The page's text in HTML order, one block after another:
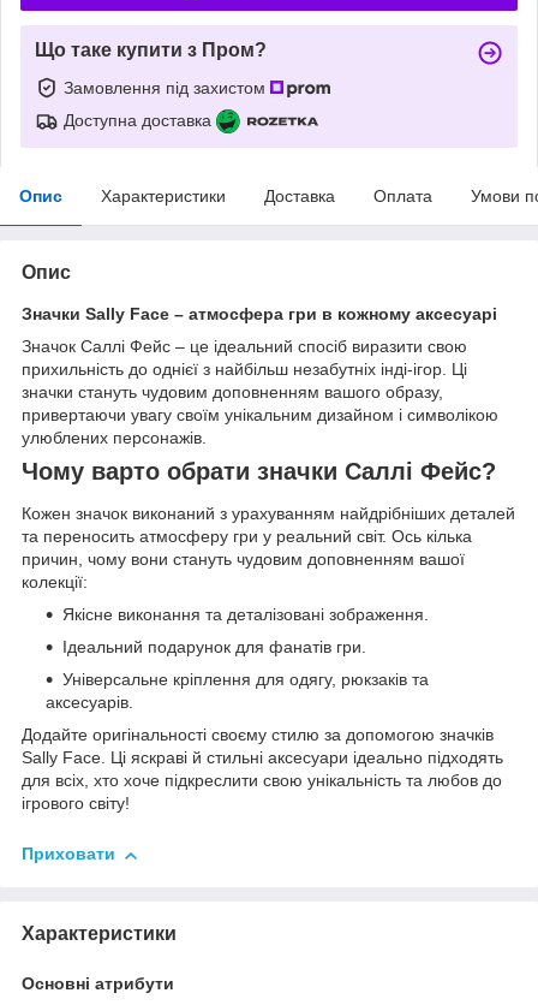
Що таке купити з Пром?
Замовлення під захистом
Доступна доставка
Опис Характеристики Доставка Оплата Умови
Опис
Значки Sally Face – атмосфера гри в кожному аксесуарі
Значок Саллі Фейс – це ідеальний спосіб виразити свою
прихильність до однієї з найбільш незабутніх інді-ігор. Ці
значки стануть чудовим доповненням вашого образу,
привертаючи увагу своїм унікальним дизайном і символікою
улюблених персонажів.
Чому варто обрати значки Саллі Фейс?
Кожен значок виконаний з урахуванням найдрібніших деталей
та переносить атмосферу гри у реальний світ. Ось кілька
причин, чому вони стануть чудовим доповненням вашої
колекції:
Якісне виконання та деталізовані зображення.
Ідеальний подарунок для фанатів гри.
Універсальне кріплення для одягу, рюкзаків та
аксесуарів.
Додайте оригінальності своєму стилю за допомогою значків
Sally Face. Ці яскраві й стильні аксесуари ідеально підходять
для всіх, хто хоче підкреслити свою унікальність та любов до
ігрового світу!
Приховати
Характеристики
Основні атрибути